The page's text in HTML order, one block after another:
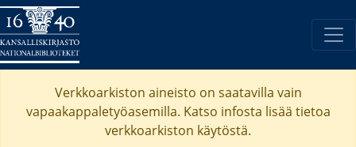
Verkkoarkiston aineisto on saatavilla vain
vapaakappaletyöasemilla. Katso infosta lisää tietoa
verkkoarkiston käytöstä.